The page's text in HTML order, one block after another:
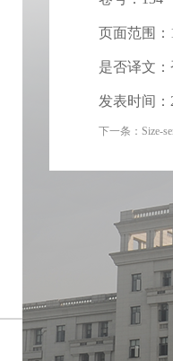
页面范围：
是否译文：
发表时间：
下一条： Size-